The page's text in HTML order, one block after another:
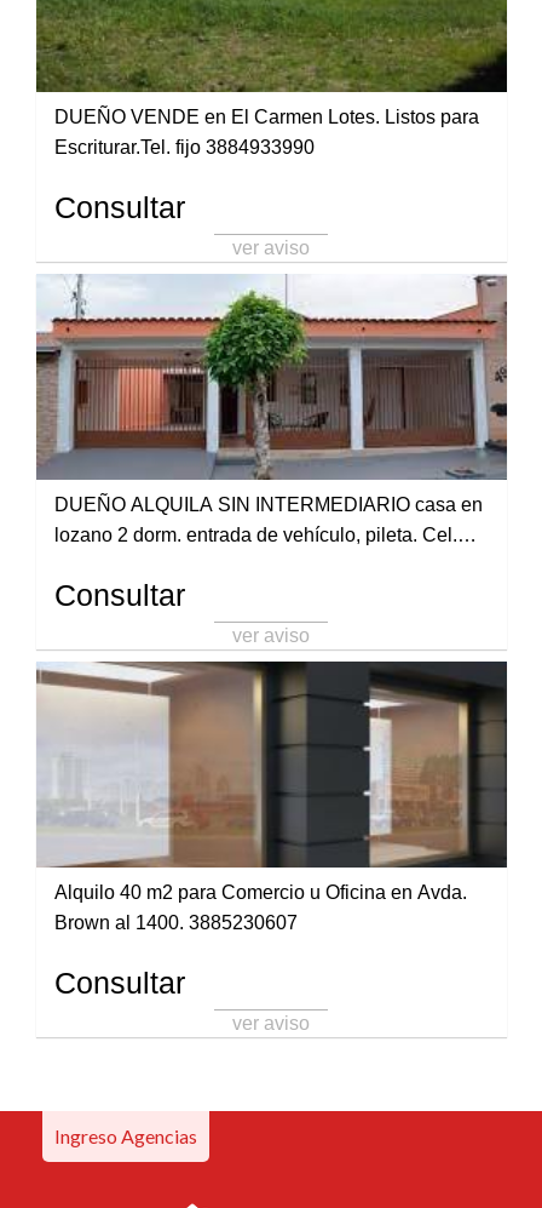
DUEÑO VENDE en El Carmen Lotes. Listos para
Escriturar.Tel. fijo 3884933990
Consultar
ver aviso
DUEÑO ALQUILA SIN INTERMEDIARIO casa en
lozano 2 dorm. entrada de vehículo, pileta. Cel.
Consultar
ver aviso
Alquilo 40 m2 para Comercio u Oficina en Avda.
Brown al 1400. 3885230607
Consultar
ver aviso
Ingreso Agencias